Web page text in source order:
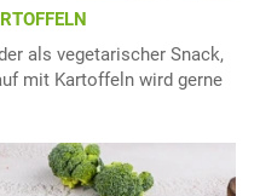
als vegetarischer Snack,
mit Kartoffeln wird gerne